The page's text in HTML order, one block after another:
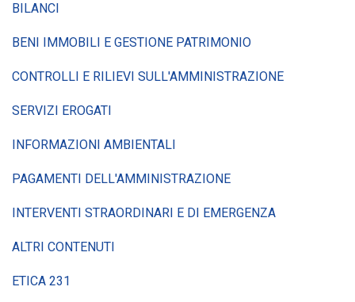
BILANCI
BENI IMMOBILI E GESTIONE PATRIMONIO
CONTROLLI E RILIEVI SULL'AMMINISTRAZIONE
SERVIZI EROGATI
INFORMAZIONI AMBIENTALI
PAGAMENTI DELL'AMMINISTRAZIONE
INTERVENTI STRAORDINARI E DI EMERGENZA
ALTRI CONTENUTI
ETICA 231